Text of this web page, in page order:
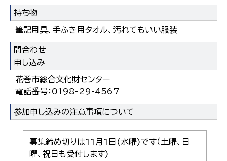
持ち物
筆記用具、手ふき用タオル、汚れてもいい服装
問合わせ
申し込み
花巻市総合文化財センター
電話番号：0198-29-4567
参加申し込みの注意事項について
募集締め切りは11月1日(水曜)です（土曜、日
曜、祝日も受付します)